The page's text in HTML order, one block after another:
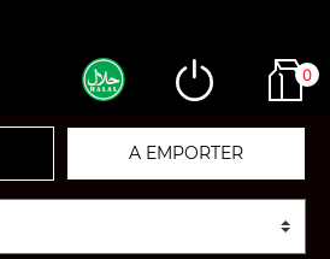
0
A EMPORTER